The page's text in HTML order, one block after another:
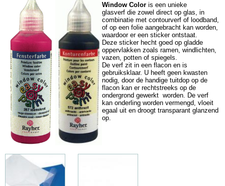
Window Color is een unieke
glasverf die zowel direct op glas, in
combinatie met contourverf of loodband,
of op een folie aangebracht kan worden,
waardoor er een sticker ontstaat.
Deze sticker hecht goed op gladde
oppervlakken zoals ramen, windlichten,
vazen, potten of spiegels.
De verf zit in een flacon en is
gebruiksklaar. U heeft geen kwasten
nodig, door de handige tuitdop op de
flacon kan er rechtstreeks op de
ondergrond gewerkt worden. De verf
kan onderling worden vermengd, vloeit
egaal uit en droogt transparant glanzend
op.